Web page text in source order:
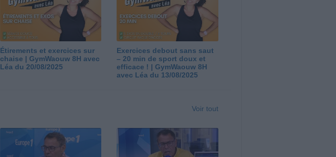
Étirements et exercices sur
chaise | GymWaouw 8H avec
Léa du 20/08/2025
Exercices debout sans saut
– 20 min de sport doux et
efficace ! | GymWaouw 8H
avec Léa du 13/08/2025
Voir tout